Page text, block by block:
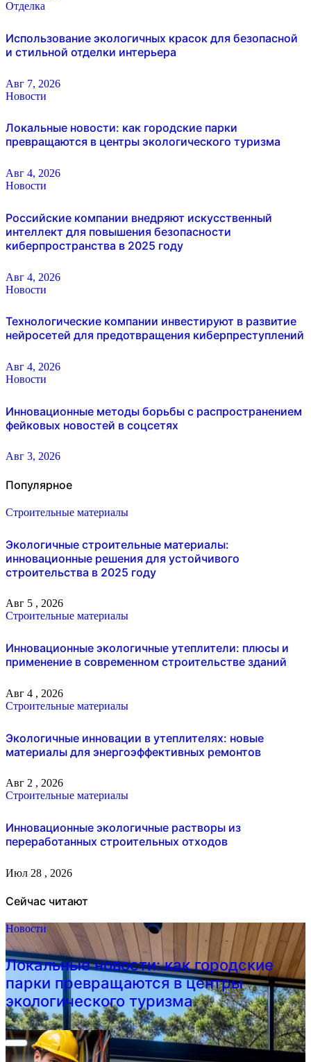
Отделка
Использование экологичных красок для безопасной
и стильной отделки интерьера
Авг 7, 2026
Новости
Локальные новости: как городские парки
превращаются в центры экологического туризма
Авг 4, 2026
Новости
Российские компании внедряют искусственный
интеллект для повышения безопасности
киберпространства в 2025 году
Авг 4, 2026
Новости
Технологические компании инвестируют в развитие
нейросетей для предотвращения киберпреступлений
Авг 4, 2026
Новости
Инновационные методы борьбы с распространением
фейковых новостей в соцсетях
Авг 3, 2026
Популярное
Строительные материалы
Экологичные строительные материалы:
инновационные решения для устойчивого
строительства в 2025 году
Авг 5 , 2026
Строительные материалы
Инновационные экологичные утеплители: плюсы и
применение в современном строительстве зданий
Авг 4 , 2026
Строительные материалы
Экологичные инновации в утеплителях: новые
материалы для энергоэффективных ремонтов
Авг 2 , 2026
Строительные материалы
Инновационные экологичные растворы из
переработанных строительных отходов
Июл 28 , 2026
Сейчас читают
Новости
Локальные новости: как городские
парки превращаются в центры
экологического туризма